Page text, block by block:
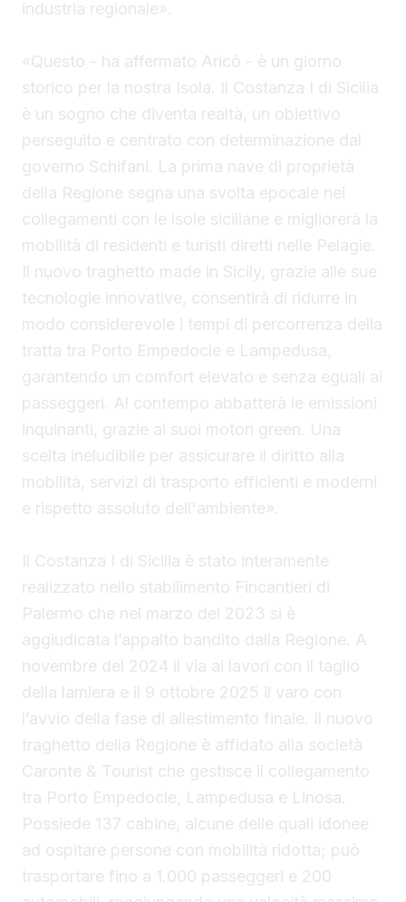
industria regionale».
«Questo - ha affermato Aricò - è un giorno
storico per la nostra Isola. Il Costanza I di Sicilia
è un sogno che diventa realtà, un obiettivo
perseguito e centrato con determinazione dal
governo Schifani. La prima nave di proprietà
della Regione segna una svolta epocale nei
collegamenti con le isole siciliane e migliorerà la
mobilità di residenti e turisti diretti nelle Pelagie.
Il nuovo traghetto made in Sicily, grazie alle sue
tecnologie innovative, consentirà di ridurre in
modo considerevole i tempi di percorrenza della
tratta tra Porto Empedocle e Lampedusa,
garantendo un comfort elevato e senza eguali ai
passeggeri. Al contempo abbatterà le emissioni
inquinanti, grazie ai suoi motori green. Una
scelta ineludibile per assicurare il diritto alla
mobilità, servizi di trasporto efficienti e moderni
e rispetto assoluto dell'ambiente».
Il Costanza I di Sicilia è stato interamente
realizzato nello stabilimento Fincantieri di
Palermo che nel marzo del 2023 si è
aggiudicata l’appalto bandito dalla Regione. A
novembre del 2024 il via ai lavori con il taglio
della lamiera e il 9 ottobre 2025 il varo con
l’avvio della fase di allestimento finale. Il nuovo
traghetto della Regione è affidato alla società
Caronte & Tourist che gestisce il collegamento
tra Porto Empedocle, Lampedusa e Linosa.
Possiede 137 cabine, alcune delle quali idonee
ad ospitare persone con mobilità ridotta; può
trasportare fino a 1.000 passeggeri e 200